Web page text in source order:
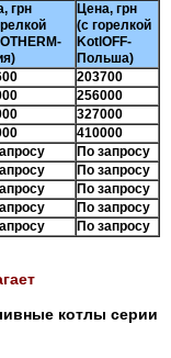
грн
Цена, грн
(с горелкой
KotlOFF-
Польша)
203700
256000
327000
410000
По запросу
По запросу
По запросу
По запросу
По запросу
котлы серии